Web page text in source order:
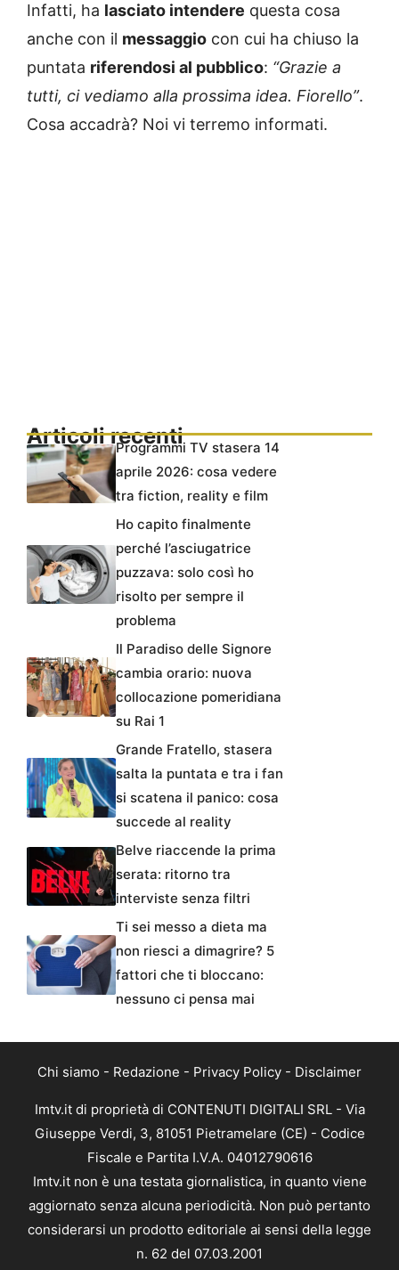
Infatti, ha lasciato intendere questa cosa
anche con il messaggio con cui ha chiuso la
puntata riferendosi al pubblico: “Grazie a
tutti, ci vediamo alla prossima idea. Fiorello”.
Cosa accadrà? Noi vi terremo informati.
Articoli recentiProgrammi TV stasera 14
aprile 2026: cosa vedere
tra fiction, reality e film
Ho capito finalmente
perché l’asciugatrice
puzzava: solo così ho
risolto per sempre il
problema
Il Paradiso delle Signore
cambia orario: nuova
collocazione pomeridiana
su Rai 1
Grande Fratello, stasera
salta la puntata e tra i fan
si scatena il panico: cosa
succede al reality
Belve riaccende la prima
serata: ritorno tra
interviste senza filtri
Ti sei messo a dieta ma
non riesci a dimagrire? 5
fattori che ti bloccano:
nessuno ci pensa mai
Chi siamo - Redazione - Privacy Policy - Disclaimer
Imtv.it di proprietà di CONTENUTI DIGITALI SRL - Via
Giuseppe Verdi, 3, 81051 Pietramelare (CE) - Codice
Fiscale e Partita I.V.A. 04012790616
Imtv.it non è una testata giornalistica, in quanto viene
aggiornato senza alcuna periodicità. Non può pertanto
considerarsi un prodotto editoriale ai sensi della legge
n. 62 del 07.03.2001